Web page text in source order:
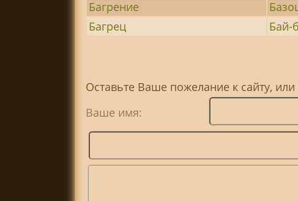
Багрение
Багрец
Бай-
Оставьте Ваше пожелание к сайту,
Ваше имя: